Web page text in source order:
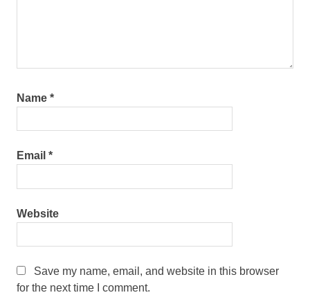
Name *
Email *
Website
Save my name, email, and website in this browser
for the next time I comment.